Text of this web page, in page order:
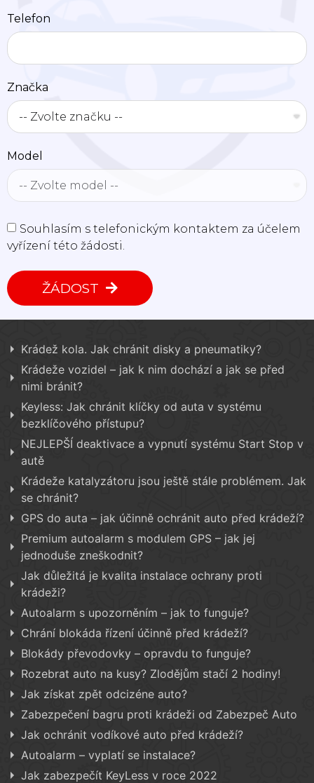
Telefon
Značka
Model
Souhlasím s telefonickým kontaktem za účelem
vyřízení této žádosti.
ŽÁDOST
Krádež kola. Jak chránit disky a pneumatiky?
Krádeže vozidel – jak k nim dochází a jak se před
nimi bránit?
Keyless: Jak chránit klíčky od auta v systému
bezklíčového přístupu?
NEJLEPŠÍ deaktivace a vypnutí systému Start Stop v
autě
Krádeže katalyzátoru jsou ještě stále problémem. Jak
se chránit?
GPS do auta – jak účinně ochránit auto před krádeží?
Premium autoalarm s modulem GPS – jak jej
jednoduše zneškodnit?
Jak důležitá je kvalita instalace ochrany proti
krádeži?
Autoalarm s upozorněním – jak to funguje?
Chrání blokáda řízení účinně před krádeží?
Blokády převodovky – opravdu to funguje?
Rozebrat auto na kusy? Zlodějům stačí 2 hodiny!
Jak získat zpět odcizéne auto?
Zabezpečení bagru proti krádeži od Zabezpeč Auto
Jak ochránit vodíkové auto před krádeží?
Autoalarm – vyplatí se instalace?
Jak zabezpečít KeyLess v roce 2022